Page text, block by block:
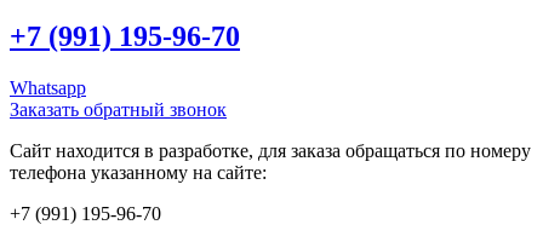
+7 (991) 195-96-70
Whatsapp
Заказать обратный звонок
Сайт находится в разработке, для заказа обращаться по номеру
телефона указанному на сайте:
+7 (991) 195-96-70